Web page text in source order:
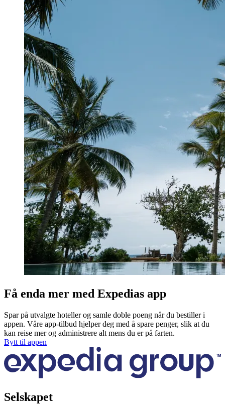
Få enda mer med Expedias app
Spar på utvalgte hoteller og samle doble poeng når du bestiller i
appen. Våre app-tilbud hjelper deg med å spare penger, slik at du
kan reise mer og administrere alt mens du er på farten.
Bytt til appen
Selskapet